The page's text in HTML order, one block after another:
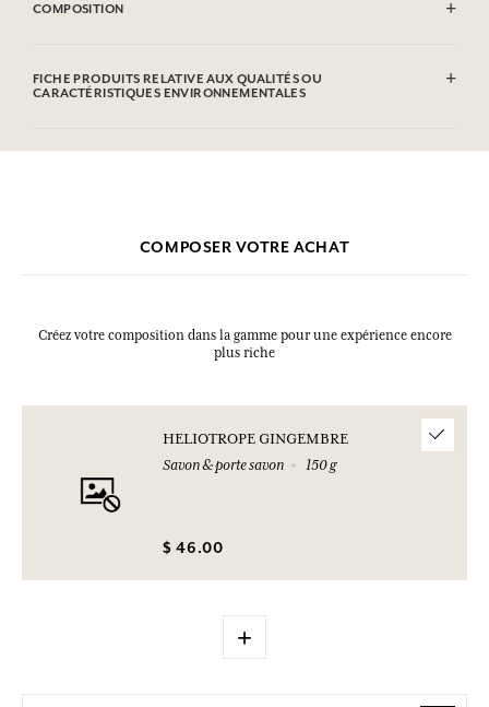
COMPOSITION
(Fragrance), Palm Kernel Acid, Sodium Chloride, Glycerin, Argania
Spinosa Kernel Oil*, Helianthus Annuus (Sunflower) Seed Oil,
FICHE PRODUITS RELATIVE AUX QUALITÉS OU
CARACTÉRISTIQUES ENVIRONNEMENTALES
Veuillez consulter les qualités ou caractéristiques environnementales
COMPOSER VOTRE ACHAT
Créez votre composition dans la gamme pour une expérience encore
plus riche
HELIOTROPE GINGEMBRE
Savon & porte savon
150 g
$ 46.00
+